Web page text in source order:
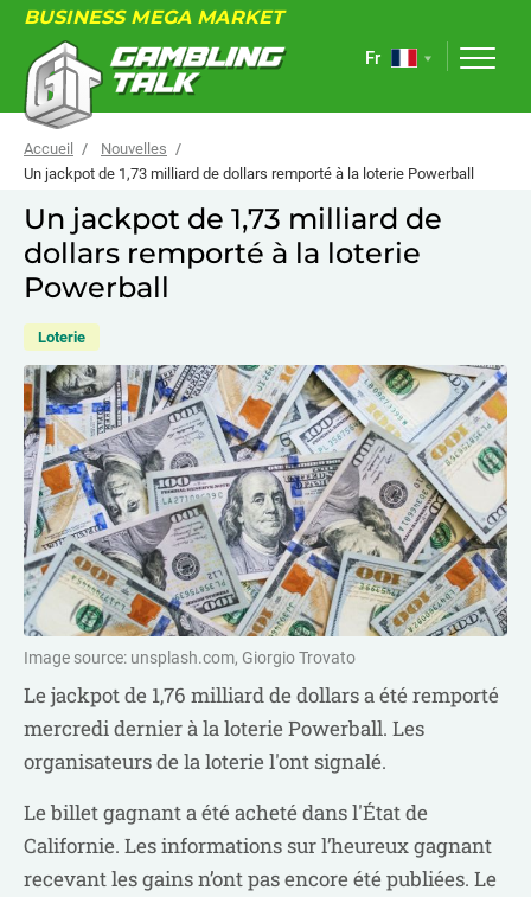
BUSINESS MEGA MARKET
À PROPOS
FORUM
NOUVELLES
LIENS UTILES
ÉVÉNEMENTS
Fr
Accueil
Nouvelles
Un jackpot de 1,73 milliard de dollars remporté à la loterie Powerball
Un jackpot de 1,73 milliard de
dollars remporté à la loterie
Powerball
Loterie
Image source: unsplash.com, Giorgio Trovato
Le jackpot de 1,76 milliard de dollars a été remporté
mercredi dernier à la loterie Powerball. Les
organisateurs de la loterie l'ont signalé.
Le billet gagnant a été acheté dans l'État de
Californie. Les informations sur l’heureux gagnant
recevant les gains n’ont pas encore été publiées. Le